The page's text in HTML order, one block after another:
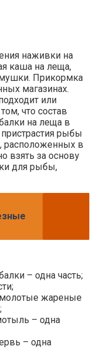
наживки на
каша на леща,
Прикормка
магазинах.
или
что состав
на леща в
рыбы
расположенных в
взять за основу
для рыбы,
– одна часть;
жареные
– одна
– одна